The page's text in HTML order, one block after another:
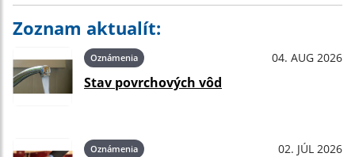
Zoznam aktualít:
Oznámenia 04. AUG 2026
Stav povrchových vôd
Oznámenia 02. JÚL 2026